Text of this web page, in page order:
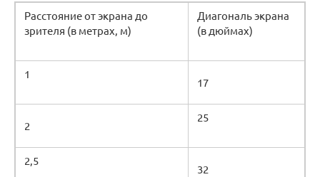
Расстояние от экрана до
зрителя (в метрах, м)
Диагональ экрана
(в дюймах)
1
17
2
25
2,5
32